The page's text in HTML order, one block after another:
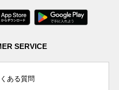
SERVICE
ある質問